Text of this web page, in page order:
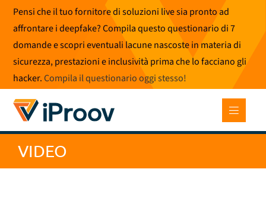
Vai
contenuto
Pensi che il tuo fornitore di soluzioni live sia pronto ad
affrontare i deepfake? Compila questo questionario di 7
domande e scopri eventuali lacune nascoste in materia di
sicurezza, prestazioni e inclusività prima che lo facciano gli
hacker.Compila il questionario oggi stesso!
VIDEO